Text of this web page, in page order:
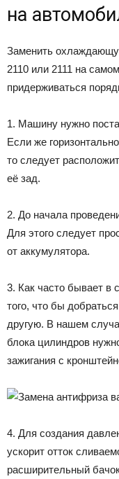
на
Заменить
2110 или 2111 на
придерживаться
1. Машину нужно
Если же
то следует
её зад.
2. До начала
Для этого следует
от аккумулятора.
3. Как часто бывает в
того, что бы
другую. В нашем
блока цилиндров
зажигания с
4. Для создания
ускорит отток
расширительный